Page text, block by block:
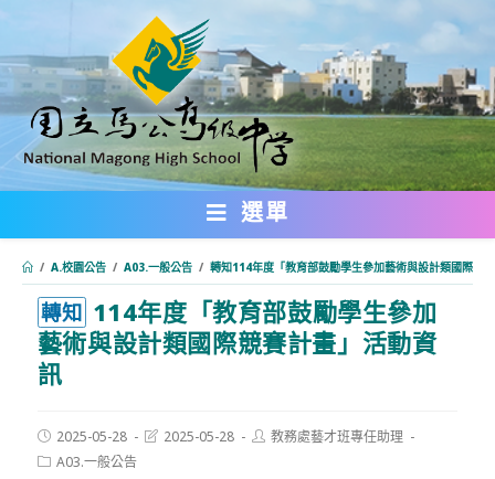
轉
主
要
內
選單
/ A.校園公告 / A03.一般公告 / 轉知114年度「教育部鼓勵學生參加藝術與設計類國際競
轉知 114年度「教育部鼓勵學生參加
藝術與設計類國際競賽計畫」活動資
訊
Post
published:
2025-05-28
Post2025-05-28
Post教務處藝才班專任助理
PostA03.一般公告